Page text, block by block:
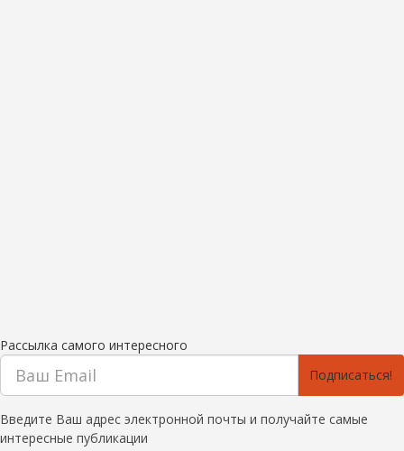
Рассылка самого интересного
Подписаться!
Введите Ваш адрес электронной почты и получайте самые
интересные публикации